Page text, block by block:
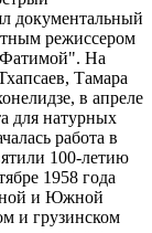
документальный
режиссером
На
Тамара
в апреле
для натурных
работа в
100-летию
1958 года
и Южной
и грузинском